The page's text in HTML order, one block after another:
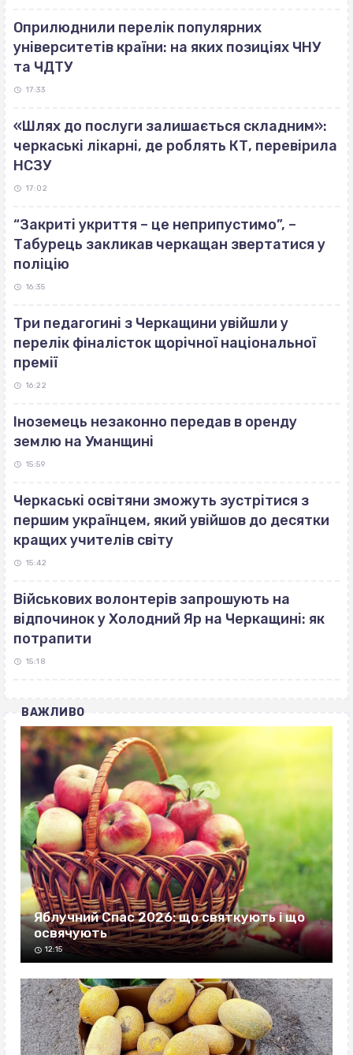
Оприлюднили перелік популярних
університетів країни: на яких позиціях ЧНУ
та ЧДТУ
17:33
«Шлях до послуги залишається складним»:
черкаські лікарні, де роблять КТ, перевірила
НСЗУ
17:02
“Закриті укриття – це неприпустимо”, –
Табурець закликав черкащан звертатися у
поліцію
16:35
Три педагогині з Черкащини увійшли у
перелік фіналісток щорічної національної
премії
16:22
Іноземець незаконно передав в оренду
землю на Уманщині
15:59
Черкаські освітяни зможуть зустрітися з
першим українцем, який увійшов до десятки
кращих учителів світу
15:42
Військових волонтерів запрошують на
відпочинок у Холодний Яр на Черкащині: як
потрапити
15:18
ВАЖЛИВО
Яблучний Спас 2026: що святкують і що
освячують
12:15